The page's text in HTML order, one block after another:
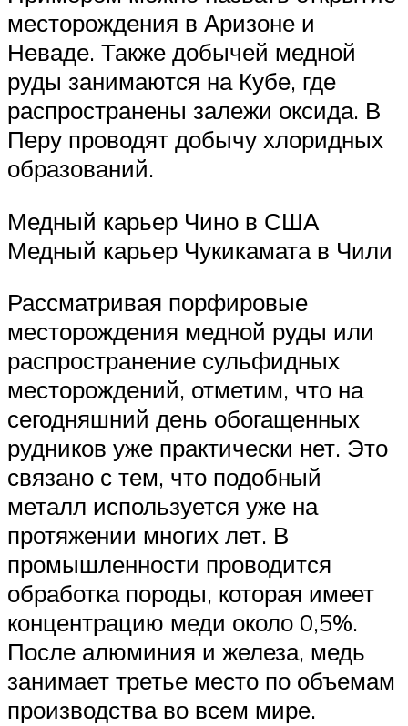
месторождения в Аризоне и
Неваде. Также добычей медной
руды занимаются на Кубе, где
распространены залежи оксида. В
Перу проводят добычу хлоридных
образований.
Медный карьер Чино в США
Медный карьер Чукикамата в Чили
Рассматривая порфировые
месторождения медной руды или
распространение сульфидных
месторождений, отметим, что на
сегодняшний день обогащенных
рудников уже практически нет. Это
связано с тем, что подобный
металл используется уже на
протяжении многих лет. В
промышленности проводится
обработка породы, которая имеет
концентрацию меди около 0,5%.
После алюминия и железа, медь
занимает третье место по объемам
производства во всем мире.